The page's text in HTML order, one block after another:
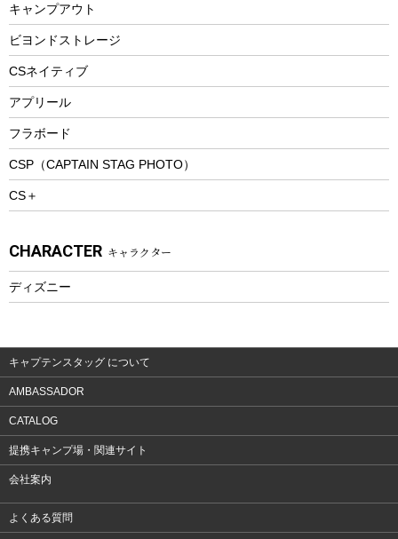
スノーシュー
防寒ウェア
トレッキング
トレッキングアクセサリー
プレイグッズ
ウェルネス
ウェア、タオル
ウェア
キャンプアウト
ビヨンドストレージ
CSネイティブ
アプリール
フラボード
CSP（CAPTAIN STAG PHOTO）
CS＋
CHARACTER キャラクター
ディズニー
キャプテンスタッグ について
AMBASSADOR
CATALOG
提携キャンプ場・関連サイト
会社案内
よくある質問